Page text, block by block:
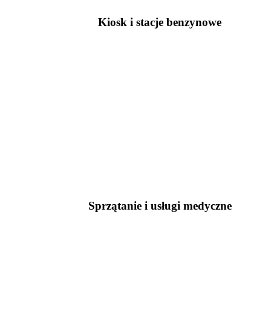
Kiosk i stacje benzynowe
Sprzątanie i usługi medyczne